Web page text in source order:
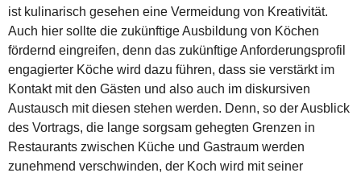
ist kulinarisch gesehen eine Vermeidung von Kreativität.
Auch hier sollte die zukünftige Ausbildung von Köchen
fördernd eingreifen, denn das zukünftige Anforderungsprofil
engagierter Köche wird dazu führen, dass sie verstärkt im
Kontakt mit den Gästen und also auch im diskursiven
Austausch mit diesen stehen werden. Denn, so der Ausblick
des Vortrags, die lange sorgsam gehegten Grenzen in
Restaurants zwischen Küche und Gastraum werden
zunehmend verschwinden, der Koch wird mit seiner